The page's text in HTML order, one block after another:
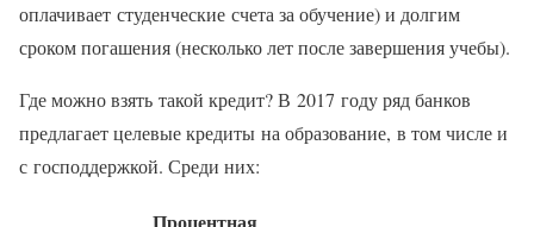
оплачивает студенческие счета за обучение) и долгим
сроком погашения (несколько лет после завершения учебы).
Где можно взять такой кредит? В 2017 году ряд банков
предлагает целевые кредиты на образование, в том числе и
с господдержкой. Среди них: